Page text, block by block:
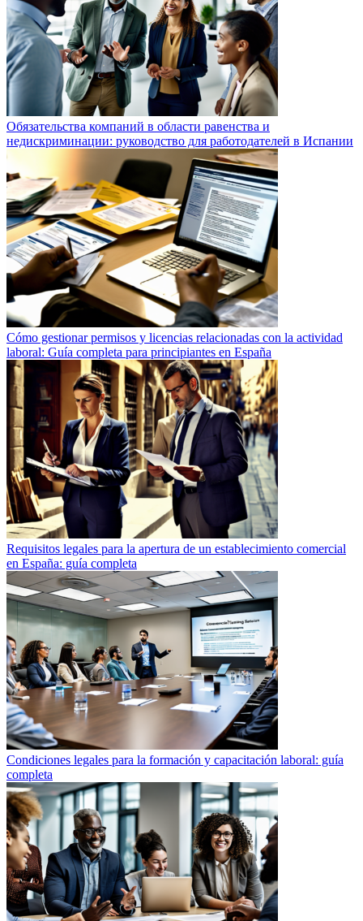
Обязательства компаний в области равенства и
недискриминации: руководство для работодателей в Испании
Cómo gestionar permisos y licencias relacionadas con la actividad
laboral: Guía completa para principiantes en España
Requisitos legales para la apertura de un establecimiento comercial
en España: guía completa
Condiciones legales para la formación y capacitación laboral: guía
completa